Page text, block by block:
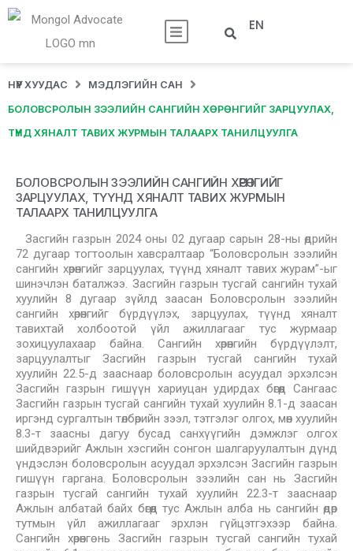
EN
НҮҮР ХУУДАС МЭДЛЭГИЙН САН
БОЛОВСРОЛЫН ЗЭЭЛИЙН САНГИЙН ХӨРӨНГИЙГ ЗАРЦУУЛАХ,
ТҮҮНД ХЯНАЛТ ТАВИХ ЖУРМЫН ТАЛААРХ ТАНИЛЦУУЛГА
БОЛОВСРОЛЫН ЗЭЭЛИЙН САНГИЙН ХӨРӨНГИЙГ
ЗАРЦУУЛАХ, ТҮҮНД ХЯНАЛТ ТАВИХ ЖУРМЫН
ТАЛААРХ ТАНИЛЦУУЛГА
Засгийн газрын 2024 оны 02 дугаар сарын 28-ны өдрийн
72 дугаар тогтоолын хавсралтаар “Боловсролын зээлийн
сангийн хөрөнгийг зарцуулах, түүнд хяналт тавих журам”-ыг
шинэчлэн баталжээ. Засгийн газрын тусгай сангийн тухай
хуулийн 8 дугаар зүйлд заасан Боловсролын зээлийн
сангийн хөрөнгийг бүрдүүлэх, зарцуулах, түүнд хяналт
тавихтай холбоотой үйл ажиллагааг тус журмаар
зохицуулахаар байна. Сангийн хөрөнгийн бүрдүүлэлт,
зарцуулалтыг Засгийн газрын тусгай сангийн тухай
хуулийн 22.5-д зааснаар боловсролын асуудал эрхэлсэн
Засгийн газрын гишүүн хариуцан удирдах бөгөөд Сангаас
Засгийн газрын тусгай сангийн тухай хуулийн 8.1-д заасан
иргэнд сургалтын төлбөрийн зээл, тэтгэлэг олгох, мөн хуулийн
8.3-т заасны дагуу бусад санхүүгийн дэмжлэг олгох
шийдвэрийг Ажлын хэсгийн сонгон шалгаруулалтын дүнд
үндэслэн боловсролын асуудал эрхэлсэн Засгийн газрын
гишүүн гаргана. Боловсролын зээлийн сан нь Засгийн
газрын тусгай сангийн тухай хуулийн 22.3-т зааснаар
Ажлын албатай байх бөгөөд тус Ажлын алба нь сангийн өдөр
тутмын үйл ажиллагааг эрхлэн гүйцэтгэхээр байна.
Сангийн хөрөнгө нь Засгийн газрын тусгай сангийн тухай